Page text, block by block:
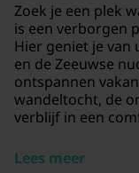
Zoek je een plek
is een verborgen
Hier geniet je
en de Zeeuwse
ontspannen
wandeltocht, de
verblijf in een
Lees meer